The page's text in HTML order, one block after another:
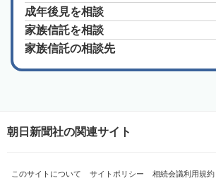
成年後見を相談
家族信託を相談
家族信託の相談先
朝日新聞社の関連サイト
このサイトについて サイトポリシー 相続会議利用規約